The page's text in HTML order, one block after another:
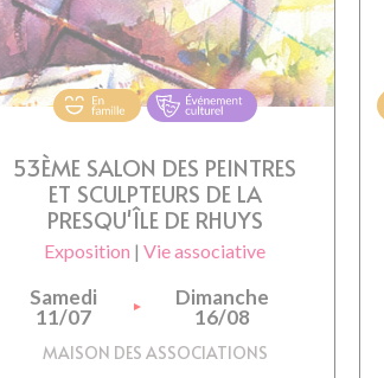
53ÈME SALON DES PEINTRES
ET SCULPTEURS DE LA
PRESQU'ÎLE DE RHUYS
Exposition | Vie associative
Samedi
11/07
Dimanche
16/08
MAISON DES ASSOCIATIONS